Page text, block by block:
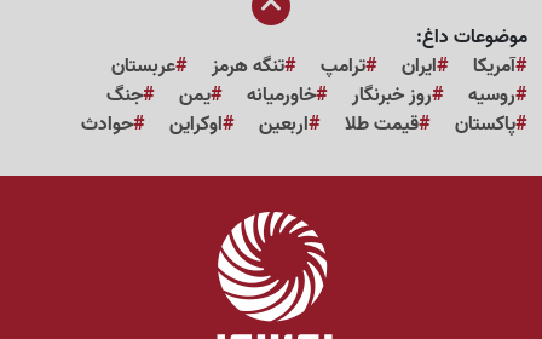
موضوعات داغ:
آمریکا
ایران ترامپ تنگه هرمز
عربستان
روسیه
روز خبرنگار خاورمیانه یمن
جنگ
پاکستان
قیمت طلا اربعین اوکراین حوادث